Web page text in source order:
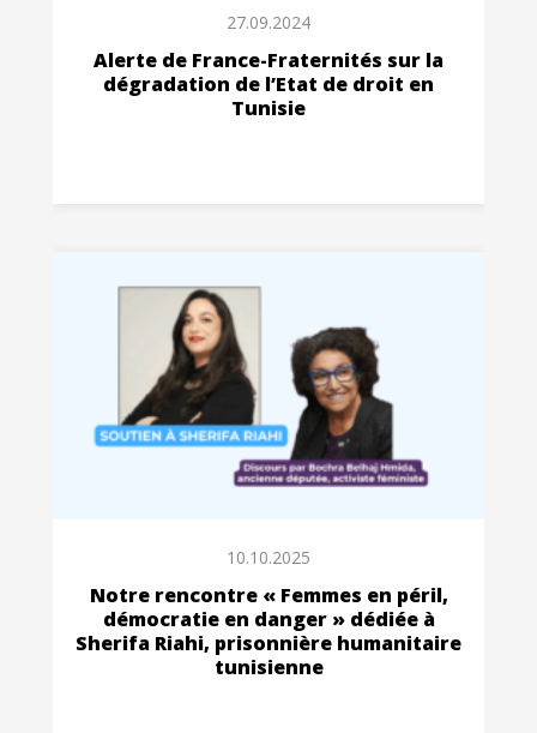
27.09.2024
Alerte de France-Fraternités sur la
dégradation de l’Etat de droit en
Tunisie
10.10.2025
Notre rencontre « Femmes en péril,
démocratie en danger » dédiée à
Sherifa Riahi, prisonnière humanitaire
tunisienne